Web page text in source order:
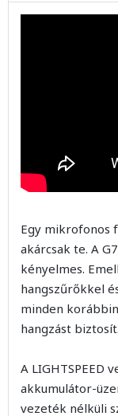
Egy mikrofonos
akárcsak te. A
kényelmes.
hangszűrőkkel
minden
hangzást biztosít.
A LIGHTSPEED
akkumulátor-
vezeték nélküli